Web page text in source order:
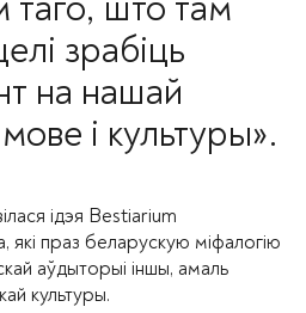
зрабіць
на нашай
і культуры».
ідэя Bestiarium
праз беларускую міфалогію
аўдыторыі іншы, амаль
культуры.